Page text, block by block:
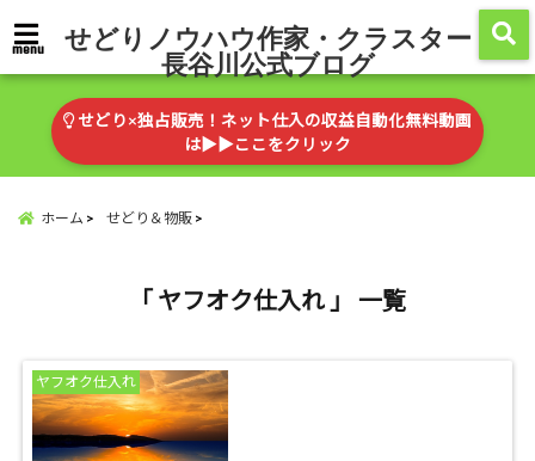
menu せどりノウハウ作家・クラスター
長谷川公式ブログ
せどり×独占販売！ネット仕入の収益自動化無料動画
は▶︎▶︎ここをクリック
ホーム せどり＆物販
「 ヤフオク仕入れ 」 一覧
ヤフオク仕入れ